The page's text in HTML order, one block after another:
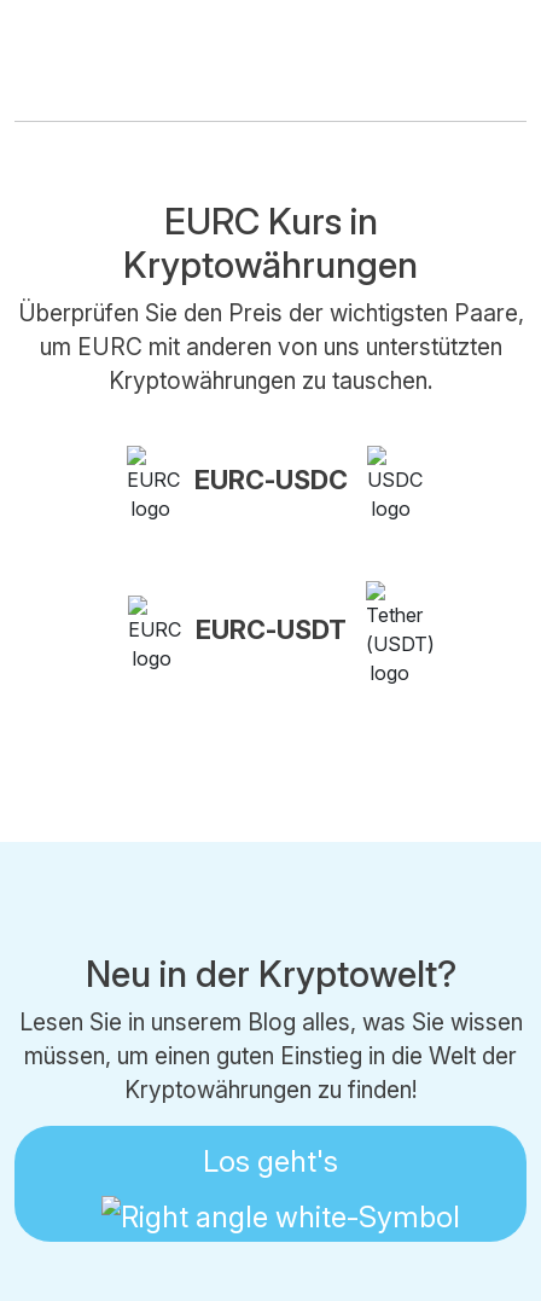
EURC Kurs in
Kryptowährungen
Überprüfen Sie den Preis der wichtigsten Paare,
um EURC mit anderen von uns unterstützten
Kryptowährungen zu tauschen.
EURC-USDC
EURC-USDT
Neu in der Kryptowelt?
Lesen Sie in unserem Blog alles, was Sie wissen
müssen, um einen guten Einstieg in die Welt der
Kryptowährungen zu finden!
Los geht's